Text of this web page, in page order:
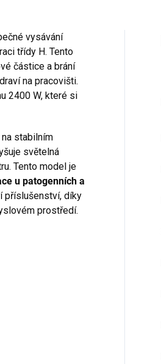
vysávání
třídy H. Tento
částice a brání
na pracovišti.
2400 W, které si
stabilním
světelná
Tento model je
u patogenních a
příslušenství, díky
prostředí.